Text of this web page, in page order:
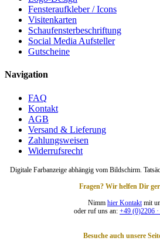
Fensteraufkleber / Icons
Visitenkarten
Schaufensterbeschriftung
Social Media Aufsteller
Gutscheine
Navigation
FAQ
Kontakt
AGB
Versand & Lieferung
Zahlungsweisen
Widerrufsrecht
Digitale Farbanzeige abhängig vom Bildschirm.
Fragen? Wir helfen Dir
Nimm hier Kontakt mit
oder ruf uns an: +49 (0)2206
Besuche auch unsere